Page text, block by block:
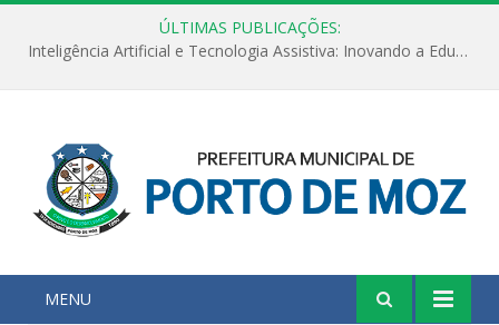
ÚLTIMAS PUBLICAÇÕES:
Inteligência Artificial e Tecnologia Assistiva: Inovando a Educação Especial e Inclusiva
MENU